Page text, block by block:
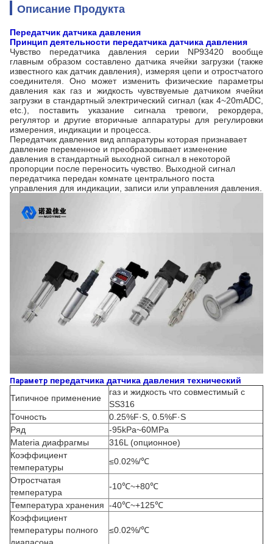
Описание Продукта
Передатчик датчика давления
Принцип деятельности передатчика датчика давления
Чувство передатчика давления серии NP93420 вообще
главным образом составлено датчика ячейки загрузки (также
известного как датчик давления), измеряя цепи и отростчатого
соединителя. Оно может изменить физические параметры
давления как газ и жидкость чувствуемые датчиком ячейки
загрузки в стандартный электрический сигнал (как 4~20mADC,
etc.), поставить указание сигнала тревоги, рекордера,
регулятор и другие вторичные аппаратуры для регулировки
измерения, индикации и процесса.
Передатчик давления вид аппаратуры которая признавает
давление переменное и преобразовывает изменение
давления в стандартный выходной сигнал в некоторой
пропорции после переносить чувство. Выходной сигнал
передатчика передан комнате центрального поста
управления для индикации, записи или управления давления.
Параметр передатчика датчика давления технический
Типичное применение
газ и жидкость что совместимый с
SS316
Точность
0.25%F·S, 0.5%F·S
Ряд
-95kPa~60MPa
Materia диафрагмы
316L (опционное)
Коэффициент
температуры
≤0.02%/℃
Отростчатая
температура
-10℃~+80℃
Температура хранения -40℃~+125℃
Коэффициент
температуры полного
диапасона
≤0.02%/℃